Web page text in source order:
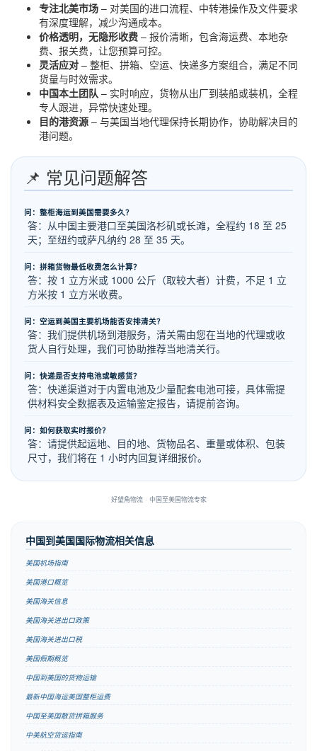
专注北美市场 – 对美国的进口流程、中转港操作及文件要求
有深度理解，减少沟通成本。
价格透明，无隐形收费 – 报价清晰，包含海运费、本地杂
费、报关费，让您预算可控。
灵活应对 – 整柜、拼箱、空运、快递多方案组合，满足不同
货量与时效需求。
中国本土团队 – 实时响应，货物从出厂到装船或装机，全程
专人跟进，异常快速处理。
目的港资源 – 与美国当地代理保持长期协作，协助解决目的
港问题。
📌 常见问题解答
问：整柜海运到美国需要多久？
答：从中国主要港口至美国洛杉矶或长滩，全程约 18 至 25
天；至纽约或萨凡纳约 28 至 35 天。
问：拼箱货物最低收费怎么计算？
答：按 1 立方米或 1000 公斤（取较大者）计费，不足 1 立
方米按 1 立方米收费。
问：空运到美国主要机场能否安排清关？
答：我们提供机场到港服务，清关需由您在当地的代理或收
货人自行处理，我们可协助推荐当地清关行。
问：快递是否支持电池或敏感货？
答：快递渠道对于内置电池及少量配套电池可接，具体需提
供材料安全数据表及运输鉴定报告，请提前咨询。
问：如何获取实时报价？
答：请提供起运地、目的地、货物品名、重量或体积、包装
尺寸，我们将在 1 小时内回复详细报价。
好望角物流 · 中国至美国物流专家
中国到美国国际物流相关信息
美国机场指南
美国港口概览
美国海关信息
美国海关进出口政策
美国海关进出口税
美国假期概览
中国到美国的货物运输
最新中国海运美国整柜运费
中国至美国散货拼箱服务
中美航空货运指南